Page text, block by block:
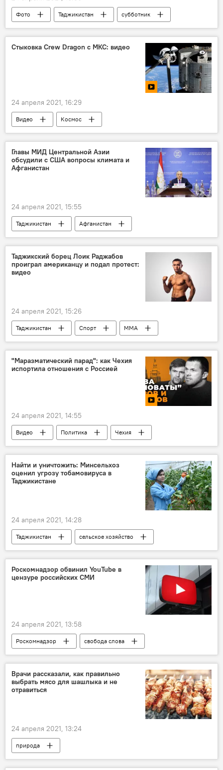
Фото Таджикистан
субботник
Новости Душанбе
Стыковка Crew Dragon с МКС: видео
24 апреля 2021, 16:29
Видео Космос
Главы МИД Центральной Азии
обсудили с США вопросы климата и
Афганистан
24 апреля 2021, 15:55
Таджикистан
Афганистан
Туркменистан
США
Узбекистан
МИД Таджикистана
Аральское море
Таджикский борец Лоик Раджабов
проиграл американцу и подал протест:
видео
24 апреля 2021, 15:26
Таджикистан Спорт ММА
"Маразматический парад": как Чехия
испортила отношения с Россией
24 апреля 2021, 14:55
Видео Политика
Чехия
Россия
Найти и уничтожить: Минсельхоз
оценил угрозу тобамовируса в
Таджикистане
24 апреля 2021, 14:28
Таджикистан
сельское хозяйство
помидор
Роскомнадзор обвинил YouTube в
цензуре российских СМИ
24 апреля 2021, 13:58
Роскомнадзор свобода слова
Врачи рассказали, как правильно
выбрать мясо для шашлыка и не
отравиться
24 апреля 2021, 13:24
природа